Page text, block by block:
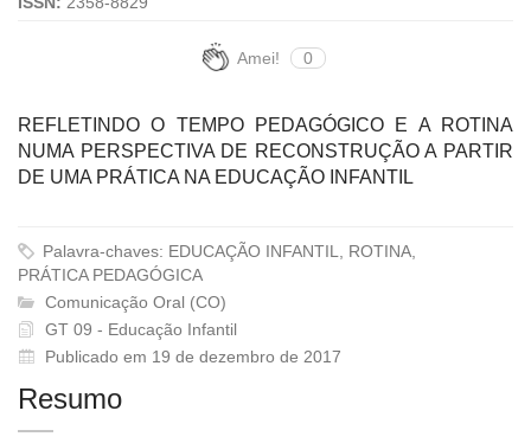
Amei! 0
REFLETINDO O TEMPO PEDAGÓGICO E A ROTINA
NUMA PERSPECTIVA DE RECONSTRUÇÃO A PARTIR
DE UMA PRÁTICA NA EDUCAÇÃO INFANTIL
Palavra-chaves: EDUCAÇÃO INFANTIL, ROTINA,
PRÁTICA PEDAGÓGICA
Comunicação Oral (CO)
GT 09 - Educação Infantil
Publicado em 19 de dezembro de 2017
Resumo